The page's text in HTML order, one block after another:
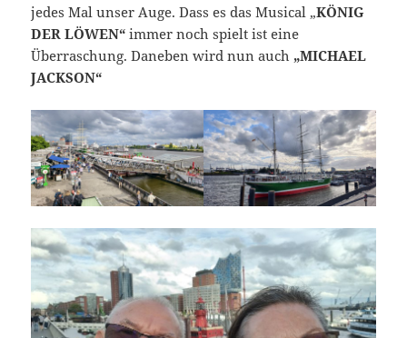
jedes Mal unser Auge. Dass es das Musical „KÖNIG
DER LÖWEN“ immer noch spielt ist eine
Überraschung. Daneben wird nun auch „MICHAEL
JACKSON“